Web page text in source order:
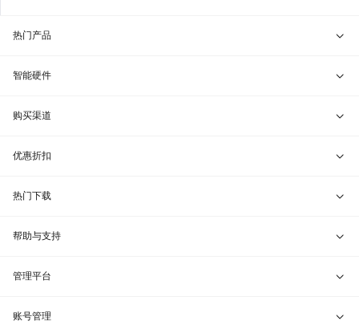
热门产品
贝锐向日葵 · 远程控制
贝锐蒲公英 · 异地组网
贝锐花生壳 · 动态域名
贝锐洋葱头 · 协作无间
智能硬件
贝锐向日葵硬件
贝锐蒲公英硬件
贝锐花生壳硬件
购买渠道
天猫旗舰店
京东旗舰店
优惠折扣
兑换码通道
教育公益折扣
热门下载
贝锐向日葵客户端
贝锐蒲公英客户端
贝锐花生壳客户端
帮助与支持
我要建议
我要投诉
管理平台
贝锐向日葵管理
账号管理